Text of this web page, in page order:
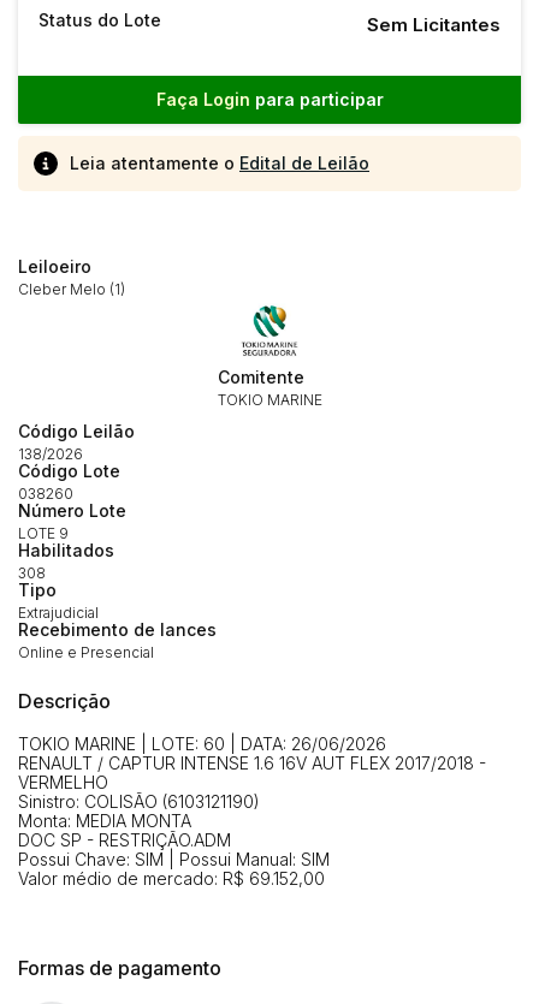
Status do Lote Sem Licitantes
Faça Login para participar
Leia atentamente o Edital de Leilão
Leiloeiro
Cleber Melo (1)
Comitente
TOKIO MARINE
Código Leilão
138/2026
Código Lote
038260
Número Lote
LOTE 9
Habilitados
308
Tipo
Extrajudicial
Recebimento de lances
Online e Presencial
Descrição
TOKIO MARINE | LOTE: 60 | DATA: 26/06/2026
RENAULT / CAPTUR INTENSE 1.6 16V AUT FLEX 2017/2018 -
VERMELHO
Sinistro: COLISÃO (6103121190)
Monta: MEDIA MONTA
DOC SP - RESTRIÇÃO.ADM
Possui Chave: SIM | Possui Manual: SIM
Valor médio de mercado: R$ 69.152,00
Formas de pagamento
Envie sua Proposta
(Art. 895, CPC)
Histórico de Propostas
Clique aqui para fazer login
Habilite-se para efetuar lances ou